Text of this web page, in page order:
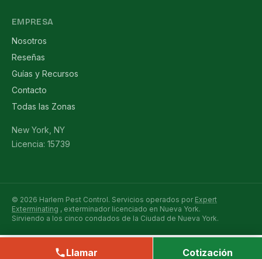
EMPRESA
Nosotros
Reseñas
Guías y Recursos
Contacto
Todas las Zonas
New York, NY
Licencia: 15739
© 2026 Harlem Pest Control. Servicios operados por Expert
Exterminating , exterminador licenciado en Nueva York.
Sirviendo a los cinco condados de la Ciudad de Nueva York.
Llamar Cotización